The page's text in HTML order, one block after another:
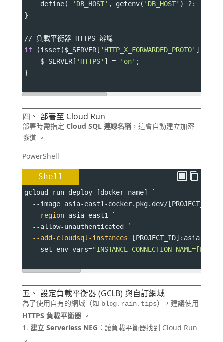
    define(
'DB_HOST' , getenv( 'DB_HOST' ) ?:
}
// 負載平衡器 HTTPS 辨識
if (isset($_SERVER[ 'HTTP_X_FORWARDED_PROTO' ]) &&
$_SERVER[ 'HTTPS' ] = 'on' ;
}
四、 部署至 Cloud Run
部署時需指定 Cloud SQL 連線名稱，這會自動建立加密
隧道 。
PowerShell
Shell
gcloud run deploy [docker_name]
`
--image asia-east1-docker.pkg.dev/
--region asia-east1
`
  --allow-unauthenticated `
--add-cloudsql-instances [PROJECT_ID]:asia-
  --set-env-vars=
五、 設定負載平衡器 (GCLB) 與自訂網域
為了使用自有的網域（如 blog.rain.tips），建議使用
HTTPS 負載平衡器。
建立 Serverless NEG ：讓負載平衡器找到 Cloud Run